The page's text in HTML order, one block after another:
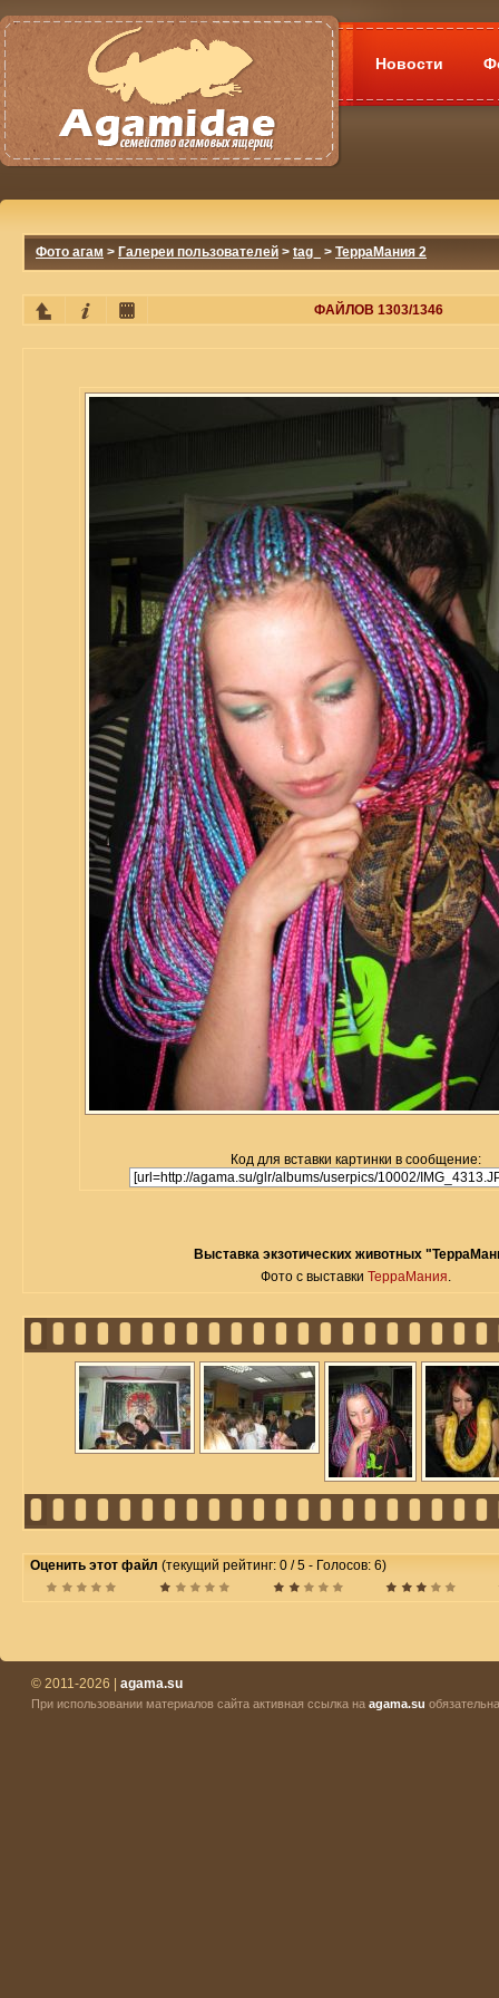
Новости
Фото агам > Галереи пользователей > tag_ > ТерраМания 2
ФАЙЛОВ 1303/1346
Код для вставки картинки в сообщение:
Выставка экзотических животных
Фото с выставкиТерраМания.
Оценить этот файл (текущий рейтинг: 0 / 5 - Голосов: 6)
© 2011-2026 | agama.su
При использовании материалов сайта активная ссылка на agama.su